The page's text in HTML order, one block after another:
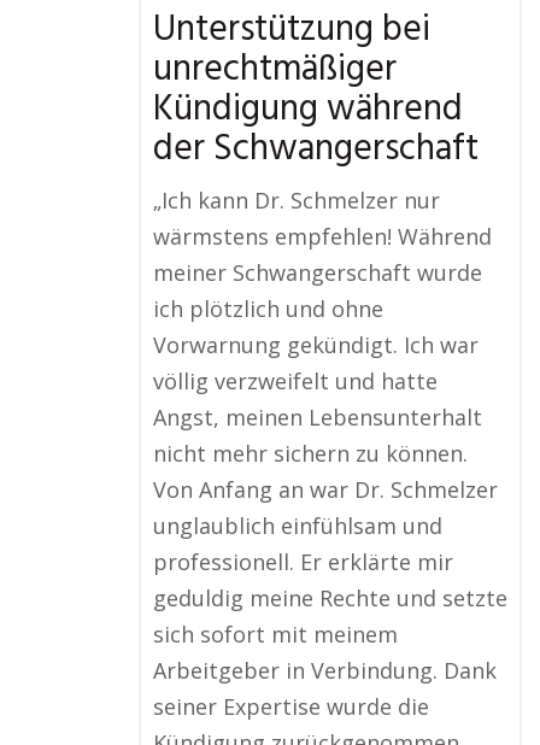
Unterstützung bei
unrechtmäßiger
Kündigung während
der Schwangerschaft
„Ich kann Dr. Schmelzer nur
wärmstens empfehlen! Während
meiner Schwangerschaft wurde
ich plötzlich und ohne
Vorwarnung gekündigt. Ich war
völlig verzweifelt und hatte
Angst, meinen Lebensunterhalt
nicht mehr sichern zu können.
Von Anfang an war Dr. Schmelzer
unglaublich einfühlsam und
professionell. Er erklärte mir
geduldig meine Rechte und setzte
sich sofort mit meinem
Arbeitgeber in Verbindung. Dank
seiner Expertise wurde die